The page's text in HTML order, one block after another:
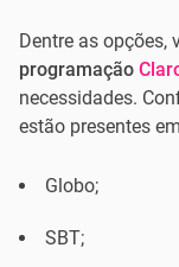
Dentre as opções,
programação
necessidades.
estão presentes
Globo;
SBT;